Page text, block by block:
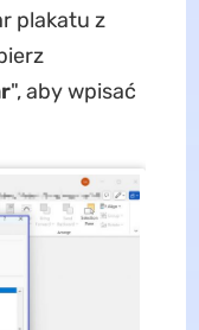
plakatu z
", aby wpisać